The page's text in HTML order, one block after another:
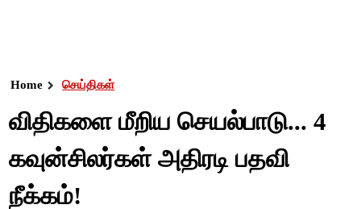
Home செய்திகள்
விதிகளை மீறிய செயல்பாடு... 4
கவுன்சிலர்கள் அதிரடி பதவி
நீக்கம்!